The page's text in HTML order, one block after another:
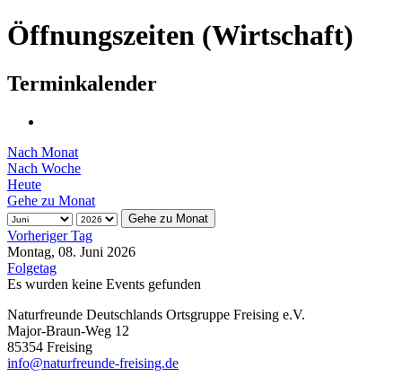
Öffnungszeiten (Wirtschaft)
Terminkalender
Nach Monat
Nach Woche
Heute
Gehe zu Monat
Gehe zu Monat
Vorheriger Tag
Montag, 08. Juni 2026
Folgetag
Es wurden keine Events gefunden
Naturfreunde Deutschlands Ortsgruppe Freising e.V.
Major-Braun-Weg 12
85354 Freising
info@naturfreunde-freising.de